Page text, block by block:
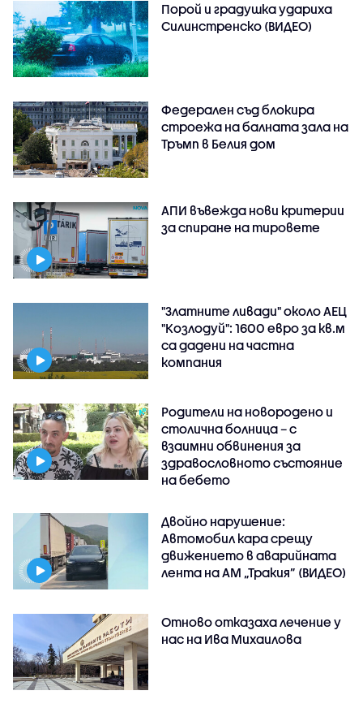
Порой и градушка удариха
Силинстренско (ВИДЕО)
Федерален съд блокира
строежа на балната зала на
Тръмп в Белия дом
АПИ въвежда нови критерии
за спиране на тировете
"Златните ливади" около АЕЦ
"Козлодуй": 1600 евро за кв.м
са дадени на частна
компания
Родители на новородено и
столична болница – с
взаимни обвинения за
здравословното състояние
на бебето
Двойно нарушение:
Автомобил кара срещу
движението в аварийната
лента на АМ „Тракия” (ВИДЕО)
Отново отказаха лечение у
нас на Ива Михаилова